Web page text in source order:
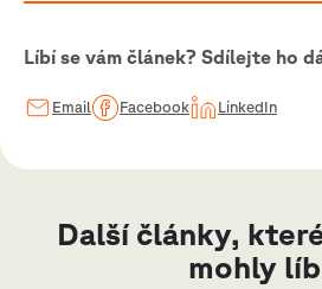
Líbí se vám článek? Sdílejte ho
Email Facebook LinkedIn
Další články,
mohly